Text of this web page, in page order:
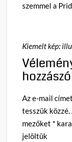
szemmel a
Kiemelt kép:
Az e-mail
tesszük közzé.
mezőket *
jelöltük